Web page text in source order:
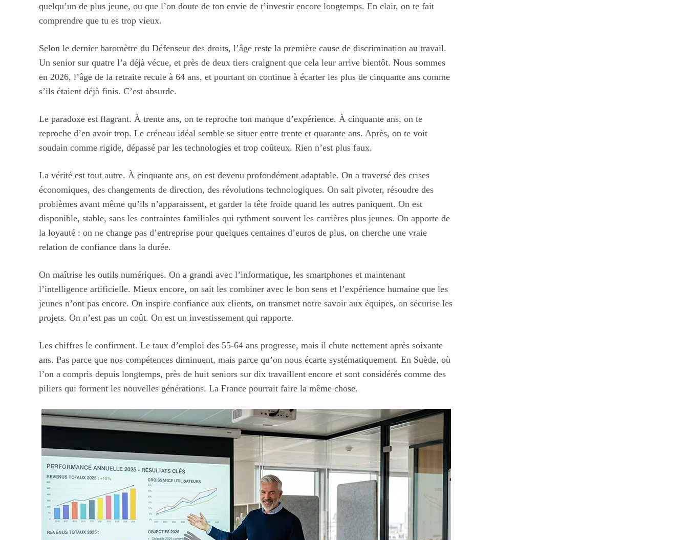
quelqu’un de plus jeune, ou que l’on doute de ton envie de t’investir encore longtemps. En clair, on te fait
comprendre que tu es trop vieux.
Selon le dernier baromètre du Défenseur des droits, l’âge reste la première cause de discrimination au travail.
Un senior sur quatre l’a déjà vécue, et près de deux tiers craignent que cela leur arrive bientôt. Nous sommes
en 2026, l’âge de la retraite recule à 64 ans, et pourtant on continue à écarter les plus de cinquante ans comme
s’ils étaient déjà finis. C’est absurde.
Le paradoxe est flagrant. À trente ans, on te reproche ton manque d’expérience. À cinquante ans, on te
reproche d’en avoir trop. Le créneau idéal semble se situer entre trente et quarante ans. Après, on te voit
soudain comme rigide, dépassé par les technologies et trop coûteux. Rien n’est plus faux.
La vérité est tout autre. À cinquante ans, on est devenu profondément adaptable. On a traversé des crises
économiques, des changements de direction, des révolutions technologiques. On sait pivoter, résoudre des
problèmes avant même qu’ils n’apparaissent, et garder la tête froide quand les autres paniquent. On est
disponible, stable, sans les contraintes familiales qui rythment souvent les carrières plus jeunes. On apporte de
la loyauté : on ne change pas d’entreprise pour quelques centaines d’euros de plus, on cherche une vraie
relation de confiance dans la durée.
On maîtrise les outils numériques. On a grandi avec l’informatique, les smartphones et maintenant
l’intelligence artificielle. Mieux encore, on sait les combiner avec le bon sens et l’expérience humaine que les
jeunes n’ont pas encore. On inspire confiance aux clients, on transmet notre savoir aux équipes, on sécurise les
projets. On n’est pas un coût. On est un investissement qui rapporte.
Les chiffres le confirment. Le taux d’emploi des 55-64 ans progresse, mais il chute nettement après soixante
ans. Pas parce que nos compétences diminuent, mais parce qu’on nous écarte systématiquement. En Suède, où
l’on a compris depuis longtemps, près de huit seniors sur dix travaillent encore et sont considérés comme des
piliers qui forment les nouvelles générations. La France pourrait faire la même chose.